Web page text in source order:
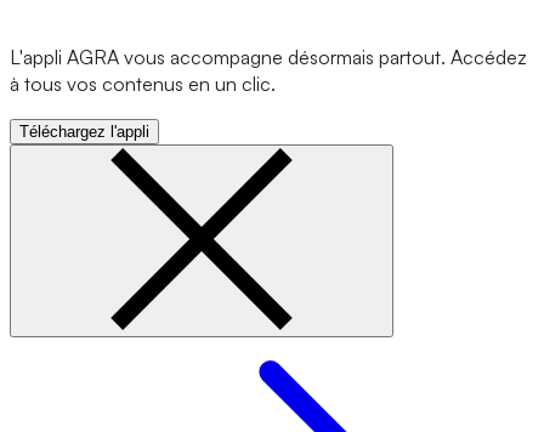
L'appli AGRA vous accompagne désormais partout. Accédez
à tous vos contenus en un clic.
Téléchargez l'appli